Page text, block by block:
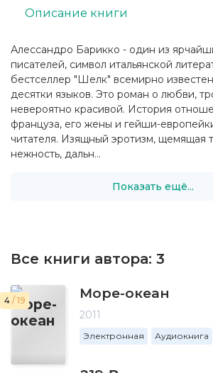
Алессандро Барикко - один из
писателей, символ итальянской
бестселлер "Шелк" всемирно
десятки языков. Это роман о любви,
невероятно красивой. История
француза, его жены и гейши-
читателя. Изящный эротизм, щемящая
нежность, дальн...
Показать ещё...
Описание книги
Все книги автора: 3
4 / 19 Море-океан
2011
Электронная Аудиокнига